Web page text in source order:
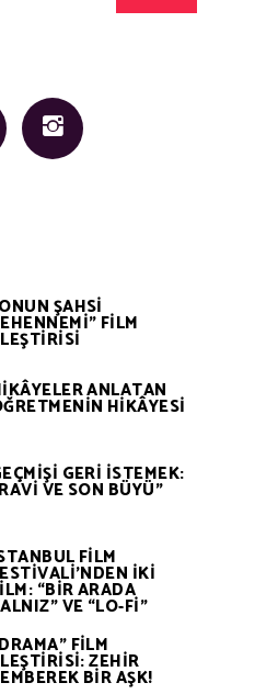
ŞAHSİ
FİLM
ANLATAN
HİKÂYESİ
GERİ İSTEMEK:
VE SON BÜYÜ”
FİLM
İKİ
“BİR ARADA
VE “LO-Fİ”
FİLM
ZEHİR
BİR AŞK!